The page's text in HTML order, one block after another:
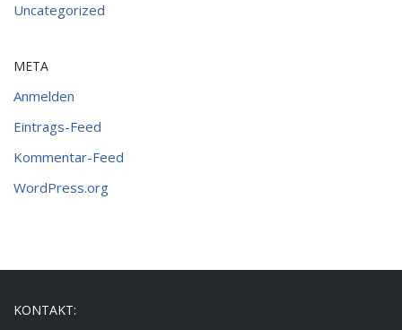
Uncategorized
META
Anmelden
Eintrags-Feed
Kommentar-Feed
WordPress.org
KONTAKT: